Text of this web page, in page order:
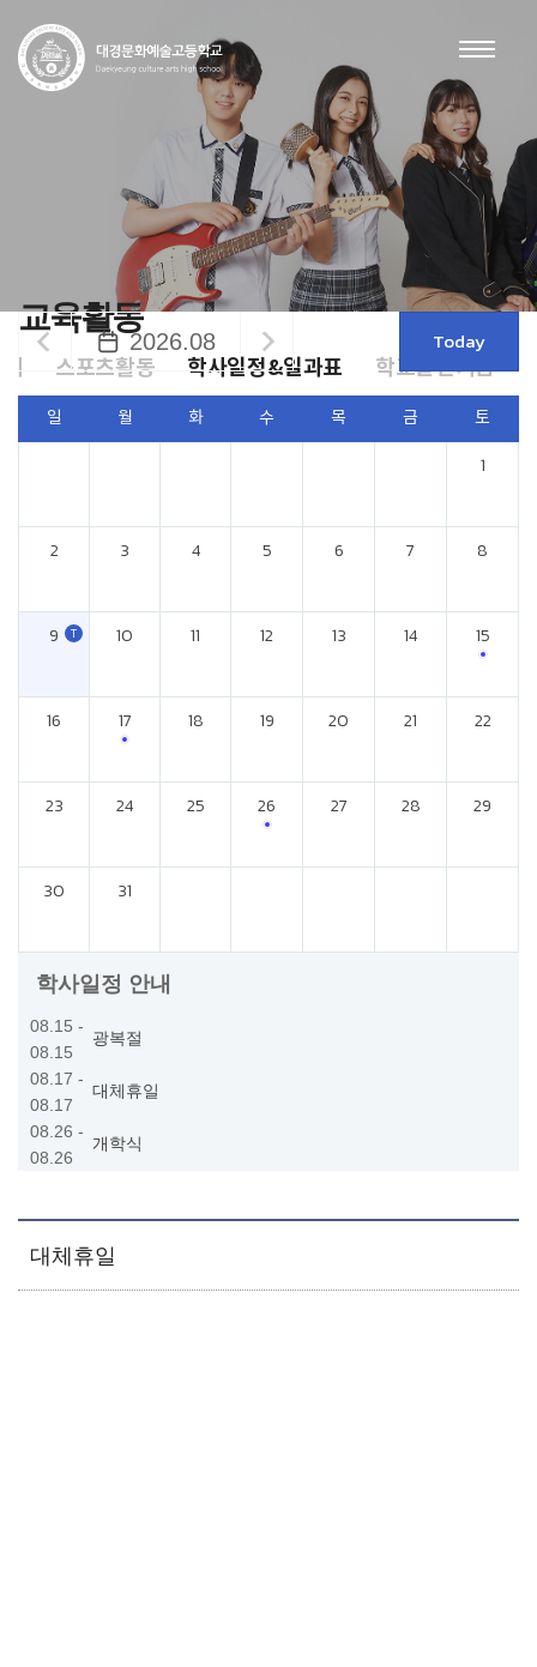
교육활동
스포츠활동 학사일정&일과표 학교발전기금
2026.08 Today
일 월 화 수 목 금 토
1
2 3 4 5 6 7 8
9 10 11 12 13 14 15
광복절
16 17
대체휴일
18 19 20 21 22
23 24 25 26
개학식
27 28 29
30 31
학사일정 안내
08.15 -
08.15
광복절
08.17 -
08.17
대체휴일
08.26 -
08.26
개학식
대체휴일